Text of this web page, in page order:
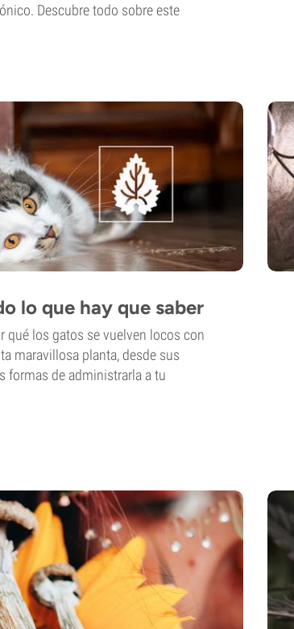
Descubre todo sobre este
lo que hay que saber
qué los gatos se vuelven locos con
maravillosa planta, desde sus
formas de administrarla a tu